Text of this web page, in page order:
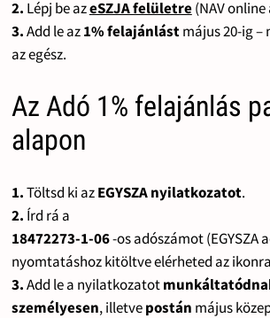
2. Lépj be azeSZJA felületre(NAV online
3.Add le az1% felajánlástmájus 20-ig –
az egész.
Az Adó 1% felajánlás
alapon
1.Töltsd ki azEGYSZA nyilatkozatot.
2. Írd rá a
18472273-1-06-os adószámot (EGYSZA
nyomtatáshoz kitöltve elérheted az
3.Add le a nyilatkozatot
személyesen, illetvepostán május